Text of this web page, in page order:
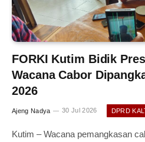
FORKI Kutim Bidik
Wacana Cabor
2026
Ajeng Nadya 30 Jul 2026 DPRD
Kutim – Wacana pemangkasan